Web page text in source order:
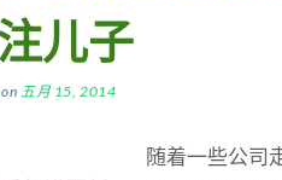
儿子
on 五月 15, 2014
随着一些公司